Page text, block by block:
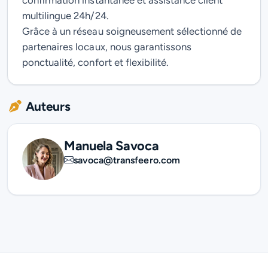
multilingue 24h/24.
Grâce à un réseau soigneusement sélectionné de
partenaires locaux, nous garantissons
ponctualité, confort et flexibilité.
Auteurs
Manuela Savoca
savoca@transfeero.com